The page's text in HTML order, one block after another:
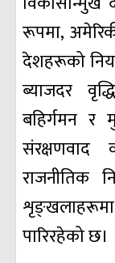
रूपमा,
देशहरूको
ब्याजदर
बहिर्गमन र
संरक्षणवाद
राजनीतिक
पारिरहेको छ।